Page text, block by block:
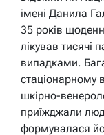
імені Данила
35 років
лікував тисячі
випадками.
стаціонарному
шкірно-
приїжджали
формувалася